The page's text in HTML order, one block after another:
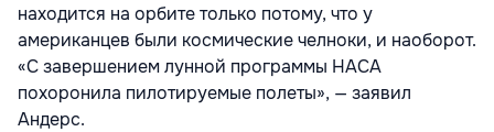
находится на орбите только потому, что у
американцев были космические челноки, и наоборот.
«С завершением лунной программы НАСА
похоронила пилотируемые полеты», — заявил
Андерс.